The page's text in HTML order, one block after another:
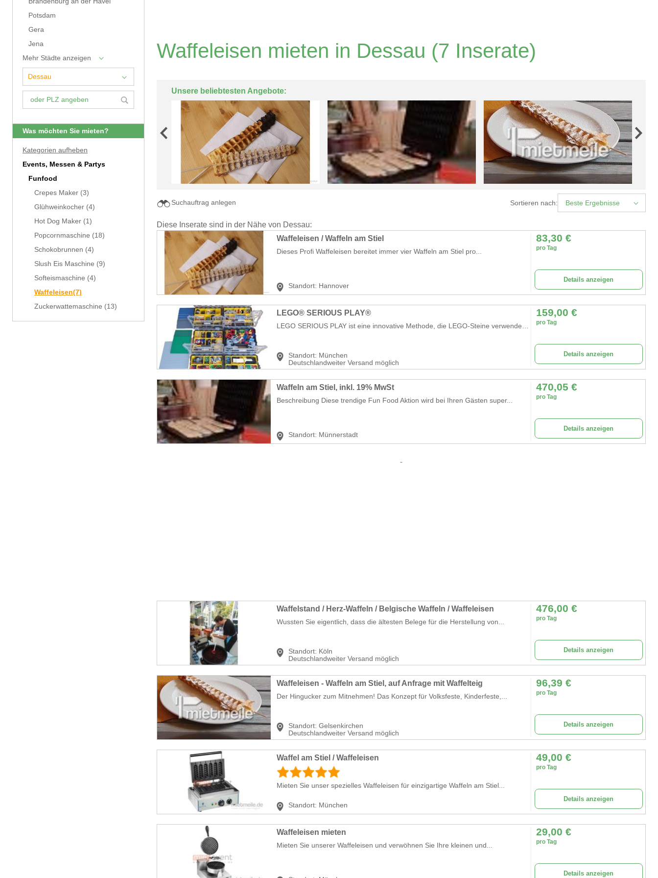
Potsdam
Gera
Jena
Mehr Städte anzeigen
Was möchten Sie mieten?
Kategorien aufheben
Events, Messen & Partys
Funfood
Crepes Maker (3)
Glühweinkocher (4)
Hot Dog Maker (1)
Popcornmaschine (18)
Schokobrunnen (4)
Slush Eis Maschine (9)
Softeismaschine (4)
Waffeleisen(7)
Zuckerwattemaschine (13)
Waffeleisen mieten in Dessau (7 Inserate)
Unsere beliebtesten Angebote:
Sortieren nach: Beste Ergebnisse
Suchauftrag anlegen
Diese Inserate sind in der Nähe von Dessau:
Waffeleisen / Waffeln am Stiel
Dieses Profi Waffeleisen bereitet immer vier Waffeln am Stiel pro...
Standort: Hannover
83,30 €
pro Tag
Details anzeigen
LEGO® SERIOUS PLAY®
Standort: München
Deutschlandweiter Versand möglich
159,00 €
pro Tag
Details anzeigen
Waffeln am Stiel, inkl. 19% MwSt
Beschreibung Diese trendige Fun Food Aktion wird bei Ihren Gästen super...
Standort: Münnerstadt
470,05 €
pro Tag
Details anzeigen
Waffelstand / Herz-Waffeln / Belgische Waffeln / Waffeleisen
Wussten Sie eigentlich, dass die ältesten Belege für die Herstellung von...
Standort: Köln
Deutschlandweiter Versand möglich
476,00 €
pro Tag
Details anzeigen
Waffeleisen - Waffeln am Stiel, auf Anfrage mit Waffelteig
Der Hingucker zum Mitnehmen! Das Konzept für Volksfeste, Kinderfeste,...
Standort: Gelsenkirchen
Deutschlandweiter Versand möglich
96,39 €
pro Tag
Details anzeigen
Waffel am Stiel / Waffeleisen
Mieten Sie unser spezielles Waffeleisen für einzigartige Waffeln am Stiel...
Standort: München
49,00 €
pro Tag
Details anzeigen
Waffeleisen mieten
Mieten Sie unserer Waffeleisen und verwöhnen Sie Ihre kleinen und...
29,00 €
pro Tag
Details anzeigen